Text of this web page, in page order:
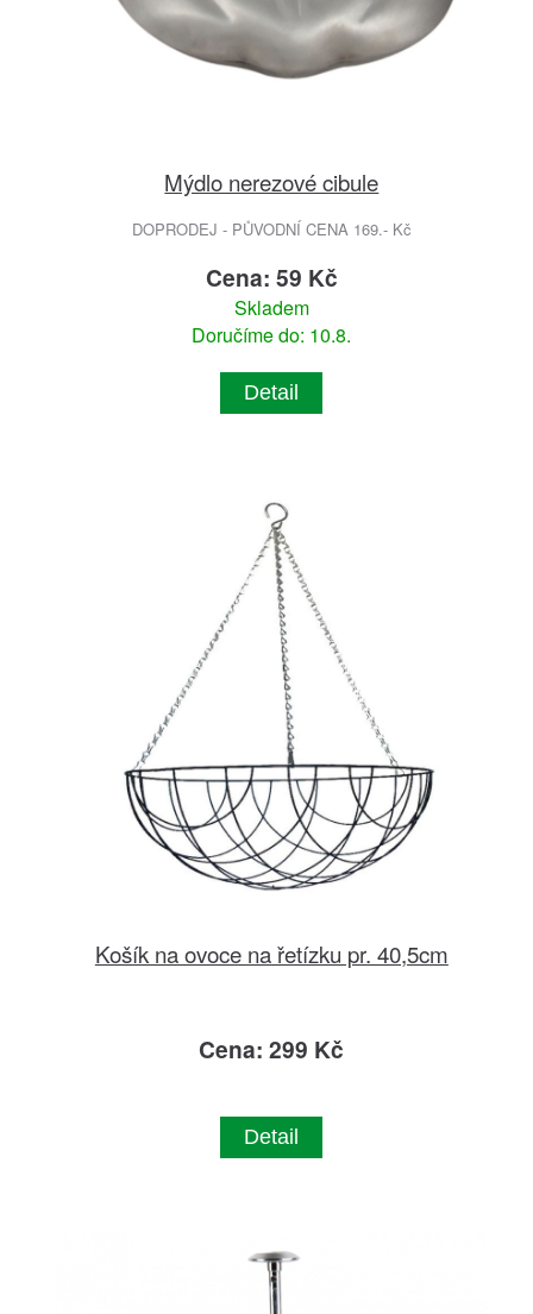
Mýdlo nerezové cibule
DOPRODEJ - PŮVODNÍ CENA 169.- Kč
Cena: 59 Kč
Skladem
Doručíme do: 10.8.
Detail
Košík na ovoce na řetízku pr. 40,5cm
Cena: 299 Kč
Detail